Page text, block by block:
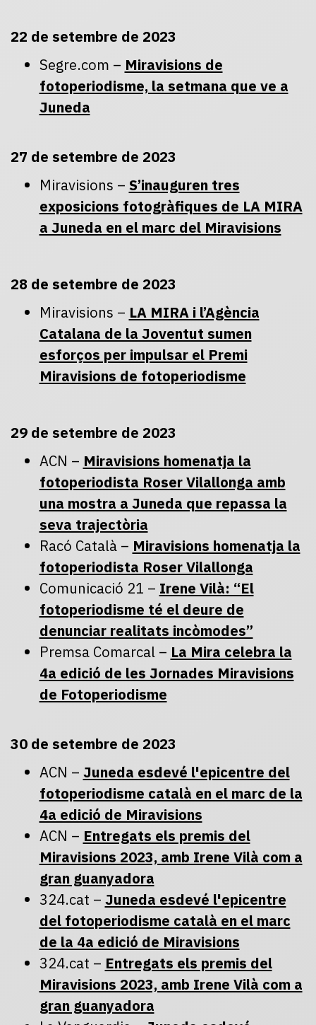
22 de setembre de 2023
Segre.com – Miravisions de
fotoperiodisme, la setmana que ve a
Juneda
27 de setembre de 2023
Miravisions – S’inauguren tres
exposicions fotogràfiques de LA MIRA
a Juneda en el marc del Miravisions
28 de setembre de 2023
Miravisions – LA MIRA i l’Agència
Catalana de la Joventut sumen
esforços per impulsar el Premi
Miravisions de fotoperiodisme
29 de setembre de 2023
ACN – Miravisions homenatja la
fotoperiodista Roser Vilallonga amb
una mostra a Juneda que repassa la
seva trajectòria
Racó Català – Miravisions homenatja la
fotoperiodista Roser Vilallonga
Comunicació 21 – Irene Vilà: “El
fotoperiodisme té el deure de
denunciar realitats incòmodes”
Premsa Comarcal – La Mira celebra la
4a edició de les Jornades Miravisions
de Fotoperiodisme
30 de setembre de 2023
ACN – Juneda esdevé l'epicentre del
fotoperiodisme català en el marc de la
4a edició de Miravisions
ACN – Entregats els premis del
Miravisions 2023, amb Irene Vilà com a
gran guanyadora
324.cat – Juneda esdevé l'epicentre
del fotoperiodisme català en el marc
de la 4a edició de Miravisions
324.cat – Entregats els premis del
Miravisions 2023, amb Irene Vilà com a
gran guanyadora